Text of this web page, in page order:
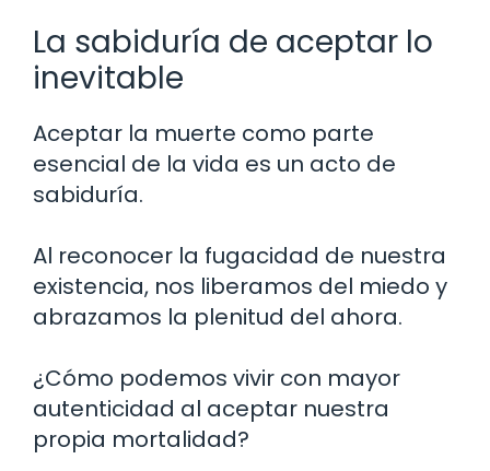
La sabiduría de aceptar lo
inevitable
Aceptar la muerte como parte
esencial de la vida es un acto de
sabiduría.
Al reconocer la fugacidad de nuestra
existencia, nos liberamos del miedo y
abrazamos la plenitud del ahora.
¿Cómo podemos vivir con mayor
autenticidad al aceptar nuestra
propia mortalidad?